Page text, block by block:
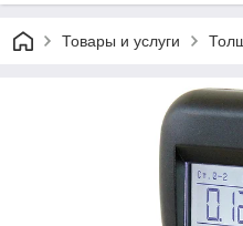
Товары и услуги